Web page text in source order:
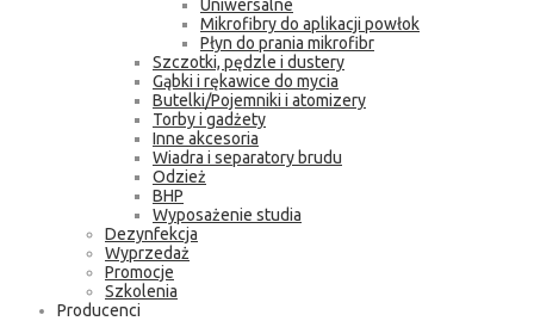
Uniwersalne
Mikrofibry do aplikacji powłok
Płyn do prania mikrofibr
Szczotki, pędzle i dustery
Gąbki i rękawice do mycia
Butelki/Pojemniki i atomizery
Torby i gadżety
Inne akcesoria
Wiadra i separatory brudu
Odzież
BHP
Wyposażenie studia
Dezynfekcja
Wyprzedaż
Promocje
Szkolenia
Producenci